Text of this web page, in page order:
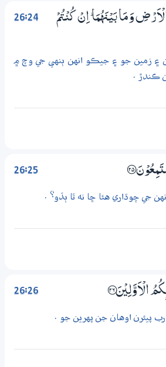
26:24
وَمَا بَيْنَهُمَا ۭ اِنْ كُنْتُمْ
۽ زمين جو ۽ جيڪو انهن ٻنهي جي وچ ۾
ڪندڙ .
26:25 ؀25
جي چوڌاري هئا ڇا نه ٿا ٻڌو؟ .
26:26 الْاَوَّلِيْنَ ؀26
پيئرن اوهان جن پهرين جو .